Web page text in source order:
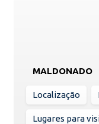
MALDONADO
Localização
Lugares para